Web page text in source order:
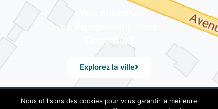
Vous cherchez
un équipement dans
Tinqueux ?
Explorez la ville
© Mairie de Tinqueux – Avenue du 29 Août 1944, 51430
Nous utilisons des cookies pour vous garantir la meilleure